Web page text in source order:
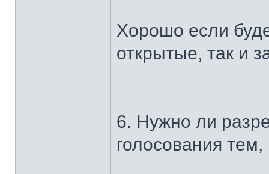
Хорошо если
открытые, так и
6. Нужно ли
голосования